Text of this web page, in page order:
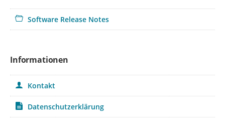
Software Release Notes
Informationen
Kontakt
Datenschutzerklärung